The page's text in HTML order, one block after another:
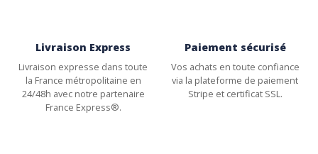
Livraison Express
Livraison expresse dans toute
la France métropolitaine en
24/48h avec notre partenaire
France Express®.
Paiement sécurisé
Vos achats en toute confiance
via la plateforme de paiement
Stripe et certificat SSL.